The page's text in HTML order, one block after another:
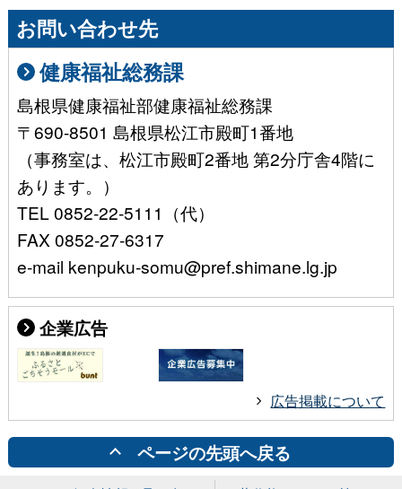
お問い合わせ先
健康福祉総務課
島根県健康福祉部健康福祉総務課
〒690-8501 島根県松江市殿町1番地
（事務室は、松江市殿町2番地 第2分庁舎4階に
あります。）
TEL 0852-22-5111（代）
FAX 0852-27-6317
e-mail kenpuku-somu@pref.shimane.lg.jp
企業広告
広告掲載について
ページの先頭へ戻る